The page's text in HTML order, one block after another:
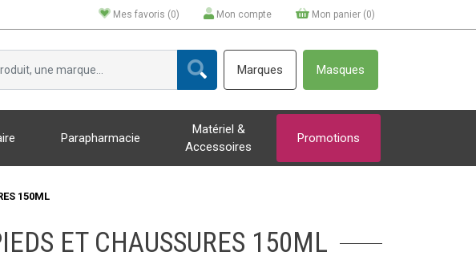
Mes favoris (0) Mon compte Mon panier (0)
Marques Masques
Parapharmacie
Matériel &
Accessoires
Promotions
150ML
ET CHAUSSURES 150ML